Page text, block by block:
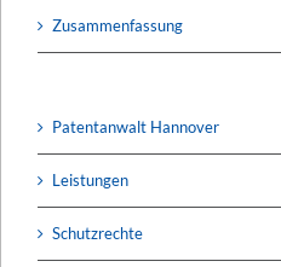
Zusammenfassung
Patentanwalt Hannover
Leistungen
Schutzrechte